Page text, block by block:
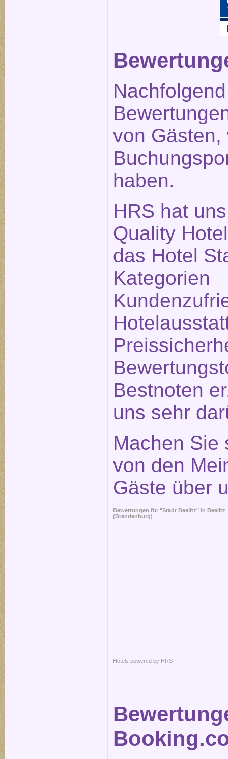
von
haben.
HRS hat
Quality
das Hotel
Kategorien
Bestnoten
uns sehr
Machen Sie
von den
Gäste über
Bewertungen für "Stadt Beelitz" in Beelitz
(Brandenburg)
Hotels powered by HRS